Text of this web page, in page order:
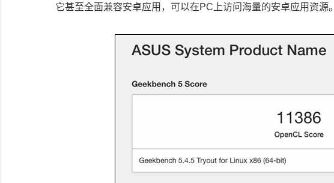
它甚至全面兼容安卓应用，可以在PC上访问海量的安卓应用资源。